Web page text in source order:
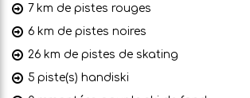
7 km de pistes rouges
6 km de pistes noires
26 km de pistes de skating
5 piste(s) handiski